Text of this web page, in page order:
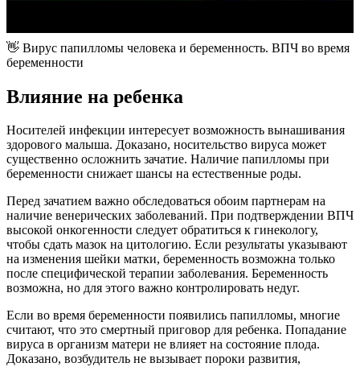
👋 Вирус папилломы человека и беременность. ВПЧ во время
беременности
Влияние на ребенка
Носителей инфекции интересует возможность вынашивания
здорового малыша. Доказано, носительство вируса может
существенно осложнить зачатие. Наличие папилломы при
беременности снижает шансы на естественные роды.
Перед зачатием важно обследоваться обоим партнерам на
наличие венерических заболеваний. При подтверждении ВПЧ
высокой онкогенности следует обратиться к гинекологу,
чтобы сдать мазок на цитологию. Если результаты указывают
на изменения шейки матки, беременность возможна только
после специфической терапии заболевания. Беременность
возможна, но для этого важно контролировать недуг.
Если во время беременности появились папилломы, многие
считают, что это смертный приговор для ребенка. Попадание
вируса в организм матери не влияет на состояние плода.
Доказано, возбудитель не вызывает пороки развития,